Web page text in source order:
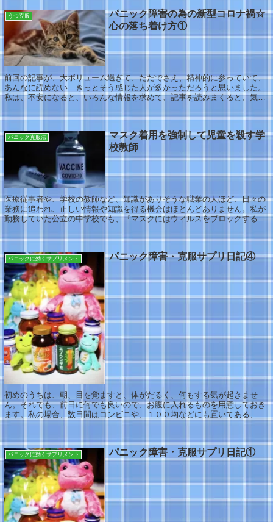
うつ克服
パニック障害の為の新型コロナ禍☆
心の落ち着け方①
前回の記事が、大ボリューム過ぎて、ただでさえ、精神的に参っていて、
あんなに読めない…きっとそう感じた人が多かっただろうと思いました。
私は、不安になると、いろんな情報を求めて、記事を読みまくると、気持
パニック克服法
マスク着用を強制して児童を殺す学
校教師
医療従事者や、学校の教師など、知識がありそうな職業の人ほど、日々の
業務に追われ、正しい情報や知識を得る機会はほとんどありません。私が
勤務していた公立の中学校でも、『マスクにはウィルスをブロックする効
パニックに効くサプリメント パニック障害・克服サプリ日記④
初めのうちは、朝、目を覚ますと、体がだるく、何もする気が起きませ
ん。それでも、前日に何でも良いので、お腹に入れるものを用意しておき
ます。私の場合、数日間はコンビニや、１００均などにも置いてある、味
パニックに効くサプリメント パニック障害・克服サプリ日記①